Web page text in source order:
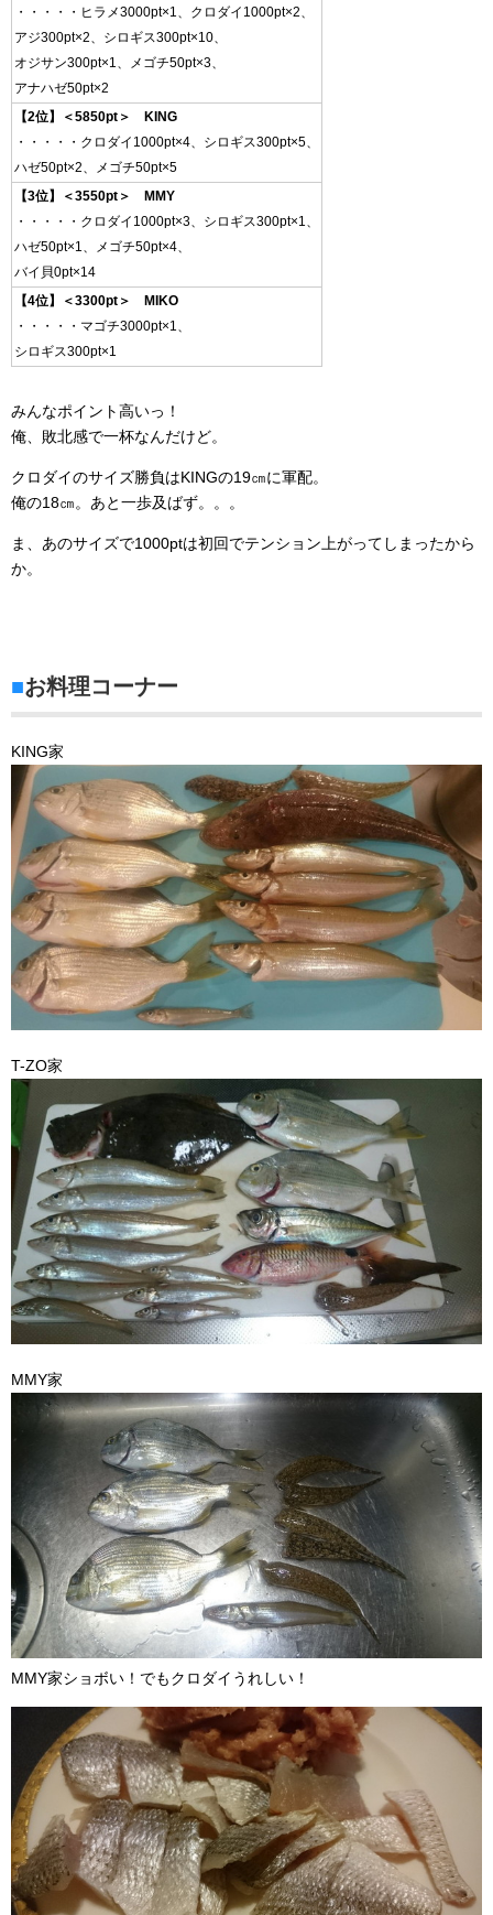
・・・・・ヒラメ3000pt×1、クロダイ1000pt×2、
アジ300pt×2、シロギス300pt×10、
オジサン300pt×1、メゴチ50pt×3、
アナハゼ50pt×2
【2位】＜5850pt＞ KING
・・・・・クロダイ1000pt×4、シロギス300pt×5、
ハゼ50pt×2、メゴチ50pt×5
【3位】＜3550pt＞ MMY
・・・・・クロダイ1000pt×3、シロギス300pt×1、
ハゼ50pt×1、メゴチ50pt×4、
バイ貝0pt×14
【4位】＜3300pt＞ MIKO
・・・・・マゴチ3000pt×1、
シロギス300pt×1
みんなポイント高いっ！
俺、敗北感で一杯なんだけど。
クロダイのサイズ勝負はKINGの19㎝に軍配。
俺の18㎝。あと一歩及ばず。。。
ま、あのサイズで1000ptは初回でテンション上がってしまったから
か。
■お料理コーナー
KING家
T-ZO家
MMY家
MMY家ショボい！でもクロダイうれしい！